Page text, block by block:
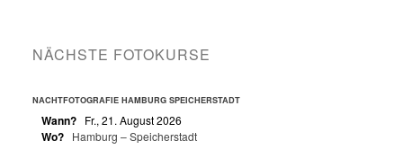
NÄCHSTE FOTOKURSE
NACHTFOTOGRAFIE HAMBURG SPEICHERSTADT
Wann? Fr., 21. August 2026
Wo? Hamburg – Speicherstadt